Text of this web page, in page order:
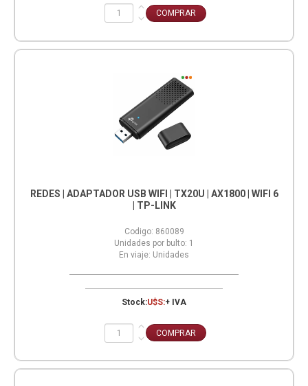
REDES | ADAPTADOR USB WIFI | TX20U | AX1800 | WIFI 6
| TP-LINK
Codigo: 860089
Unidades por bulto: 1
En viaje: Unidades
Stock:U$S:+ IVA